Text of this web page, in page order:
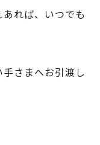
れば、いつでも
さまへお引渡し